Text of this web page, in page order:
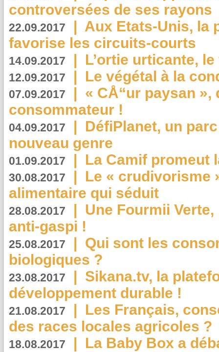
controversées de ses rayons
22.09.2017 | Aux Etats-Unis, la
favorise les circuits-courts
14.09.2017 | L’ortie urticante,
12.09.2017 | Le végétal à la
07.09.2017 | « CÅ“ur paysan
consommateur !
04.09.2017 | DéfiPlanet, un
nouveau genre
01.09.2017 | La Camif promeut
30.08.2017 | Le « crudivorisme
alimentaire qui séduit
28.08.2017 | Une Fourmii
anti-gaspi !
25.08.2017 | Qui sont les
biologiques ?
23.08.2017 | Sikana.tv, la
développement durable !
21.08.2017 | Les Français,
des races locales agricoles ?
18.08.2017 | La Baby Box a